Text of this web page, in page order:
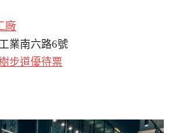
廠
業南六路6號
步道優待票